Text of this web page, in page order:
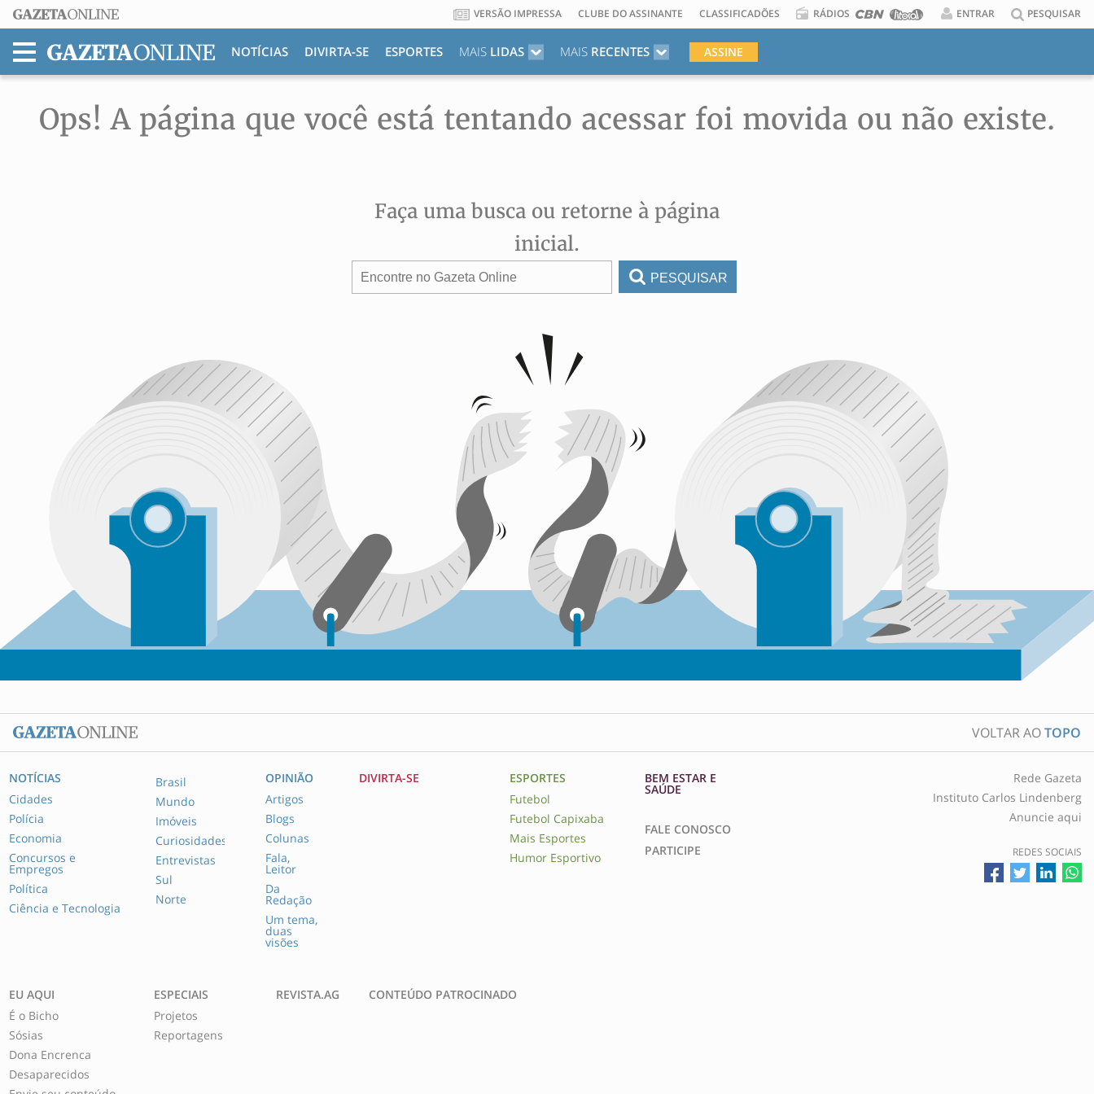
VERSÃO IMPRESSA CLUBE DO ASSINANTE CLASSIFICADÕES RÁDIOS ENTRAR PESQUISAR
MENU
NOTÍCIAS DIVIRTA-SE ESPORTES MAISLIDAS MAISRECENTES ASSINE
Ops! A página que você está tentando acessar foi movida ou não existe.
Faça uma busca ou retorne à página
inicial.
PESQUISAR
VOLTAR AOTOPO
NOTÍCIAS
Cidades
Polícia
Economia
Concursos e
Empregos
Política
Ciência e Tecnologia
Brasil
Mundo
Imóveis
Curiosidades
Entrevistas
Sul
Norte
OPINIÃO
Artigos
Blogs
Colunas
Fala,
Leitor
Da
Redação
Um tema,
duas
visões
DIVIRTA-SE
ESPORTES
Futebol
Futebol Capixaba
Mais Esportes
Humor Esportivo
BEM ESTAR E
SAÚDE
FALE CONOSCO
PARTICIPE
Rede Gazeta
Instituto Carlos Lindenberg
Anuncie aqui
REDES SOCIAIS
EU AQUI
É o Bicho
Sósias
Dona Encrenca
Desaparecidos
ESPECIAIS
Projetos
Reportagens
REVISTA.AG CONTEÚDO PATROCINADO